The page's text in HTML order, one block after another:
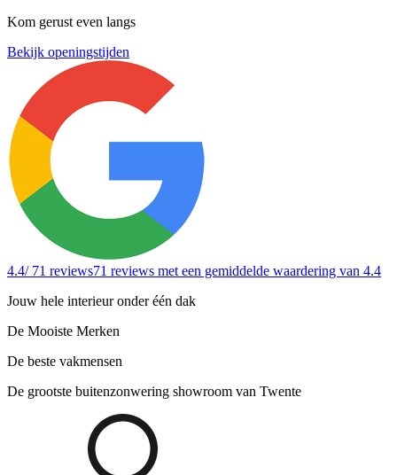
Kom gerust even langs
Bekijk openingstijden
4.4/ 71 reviews71 reviews met een gemiddelde waardering van 4.4
Jouw hele interieur onder één dak
De Mooiste Merken
De beste vakmensen
De grootste buitenzonwering showroom van Twente